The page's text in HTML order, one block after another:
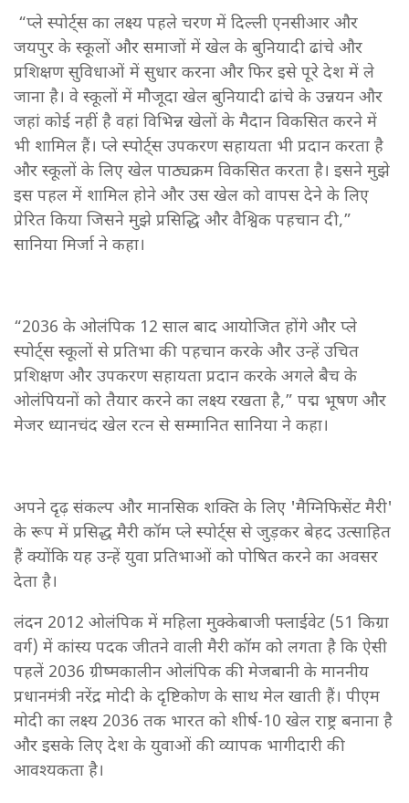
“प्ले स्पोर्ट्स का लक्ष्य पहले चरण में दिल्ली एनसीआर और
जयपुर के स्कूलों और समाजों में खेल के बुनियादी ढांचे और
प्रशिक्षण सुविधाओं में सुधार करना और फिर इसे पूरे देश में ले
जाना है। वे स्कूलों में मौजूदा खेल बुनियादी ढांचे के उन्नयन और
जहां कोई नहीं है वहां विभिन्न खेलों के मैदान विकसित करने में
भी शामिल हैं। प्ले स्पोर्ट्स उपकरण सहायता भी प्रदान करता है
और स्कूलों के लिए खेल पाठ्यक्रम विकसित करता है। इसने मुझे
इस पहल में शामिल होने और उस खेल को वापस देने के लिए
प्रेरित किया जिसने मुझे प्रसिद्धि और वैश्विक पहचान दी,”
सानिया मिर्जा ने कहा।
“2036 के ओलंपिक 12 साल बाद आयोजित होंगे और प्ले
स्पोर्ट्स स्कूलों से प्रतिभा की पहचान करके और उन्हें उचित
प्रशिक्षण और उपकरण सहायता प्रदान करके अगले बैच के
ओलंपियनों को तैयार करने का लक्ष्य रखता है,” पद्म भूषण और
मेजर ध्यानचंद खेल रत्न से सम्मानित सानिया ने कहा।
अपने दृढ़ संकल्प और मानसिक शक्ति के लिए 'मैग्निफिसेंट मैरी'
के रूप में प्रसिद्ध मैरी कॉम प्ले स्पोर्ट्स से जुड़कर बेहद उत्साहित
हैं क्योंकि यह उन्हें युवा प्रतिभाओं को पोषित करने का अवसर
देता है।
लंदन 2012 ओलंपिक में महिला मुक्केबाजी फ्लाईवेट (51 किग्रा
वर्ग) में कांस्य पदक जीतने वाली मैरी कॉम को लगता है कि ऐसी
पहलें 2036 ग्रीष्मकालीन ओलंपिक की मेजबानी के माननीय
प्रधानमंत्री नरेंद्र मोदी के दृष्टिकोण के साथ मेल खाती हैं। पीएम
मोदी का लक्ष्य 2036 तक भारत को शीर्ष-10 खेल राष्ट्र बनाना है
और इसके लिए देश के युवाओं की व्यापक भागीदारी की
आवश्यकता है।